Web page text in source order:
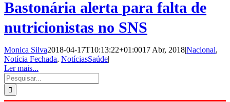
Bastonária alerta para falta de
nutricionistas no SNS
Monica Silva2018-04-17T10:13:22+01:0017 Abr, 2018|Nacional,
Notícia Fechada, NotíciasSaúde|
Ler mais...
Pesquisar